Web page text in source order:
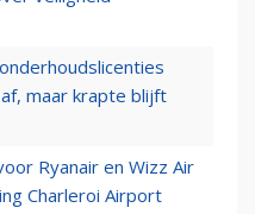
maar krapte blijft
Ryanair en Wizz Air
Charleroi Airport